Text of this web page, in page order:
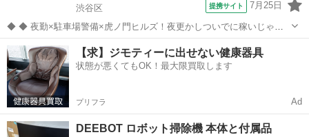
渋谷区
提携サイト 7月25日
◆ ◆ 夜勤×駐車場警備×虎ノ門ヒルズ！夜更かしついでに稼いじゃお
う☆ 虎ノ門ヒルズステーションタワーの駐車場で 誘導・案内などのシ
ンプル業務をお任せ！ 夜勤ならではの高日給だから 少ない勤務日数で
も効率的に稼げます！ ...
東京 渋谷区 警備員
【求】ジモティーに出せない健康器具
状態が悪くてもOK！最大限買取します
プリフラ Ad
DEEBOT ロボット掃除機 本体と付属品